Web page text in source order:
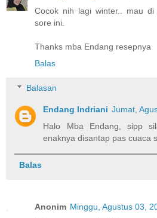
Cocok nih lagi winter.. mau
sore ini.
Thanks mba Endang resepnya
Balas
Balasan
Endang Indriani Jumat,
Halo Mba Endang, sipp
enaknya disantap pas cuaca
Balas
Anonim Minggu, Agustus 03,